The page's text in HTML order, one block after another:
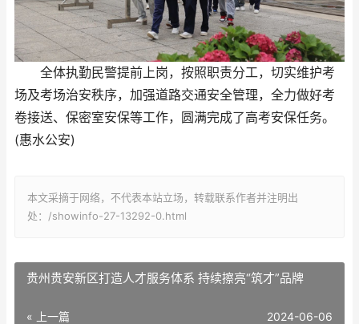
全体执勤民警提前上岗，按照职责分工，切实维护考
场及考场治安秩序，加强道路交通安全管理，全力做好考
卷接送、保密室安保等工作，圆满完成了高考安保任务。
(惠水公安)
本文采摘于网络，不代表本站立场，转载联系作者并注明出
处：/showinfo-27-13292-0.html
贵州贵安新区打造人才服务体系 持续擦亮“筑才”品牌
« 上一篇 2024-06-06